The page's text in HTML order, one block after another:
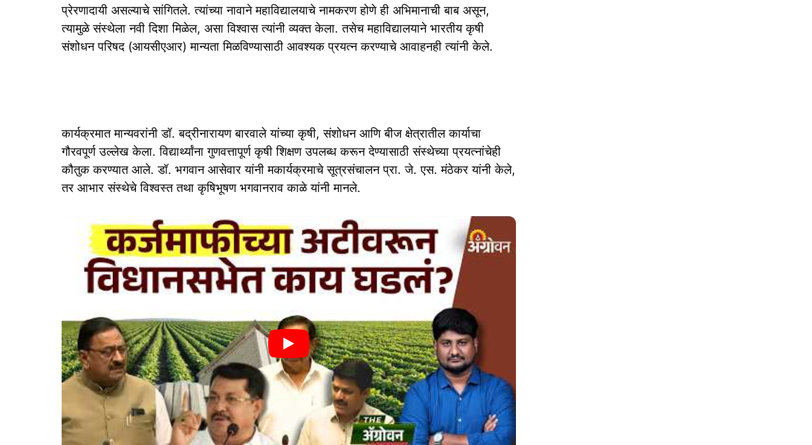
प्रेरणादायी असल्याचे सांगितले. त्यांच्या नावाने महाविद्यालयाचे नामकरण होणे ही अभिमानाची बाब असून,
त्यामुळे संस्थेला नवी दिशा मिळेल, असा विश्वास त्यांनी व्यक्त केला. तसेच महाविद्यालयाने भारतीय कृषी
संशोधन परिषद (आयसीएआर) मान्यता मिळविण्यासाठी आवश्यक प्रयत्न करण्याचे आवाहनही त्यांनी केले.
कार्यक्रमात मान्यवरांनी डॉ. बद्रीनारायण बारवाले यांच्या कृषी, संशोधन आणि बीज क्षेत्रातील कार्याचा
गौरवपूर्ण उल्लेख केला. विद्यार्थ्यांना गुणवत्तापूर्ण कृषी शिक्षण उपलब्ध करून देण्यासाठी संस्थेच्या प्रयत्नांचेही
कौतुक करण्यात आले. डॉ. भगवान आसेवार यांनी मकार्यक्रमाचे सूत्रसंचालन प्रा. जे. एस. मंठेकर यांनी केले,
तर आभार संस्थेचे विश्वस्त तथा कृषिभूषण भगवानराव काळे यांनी मानले.